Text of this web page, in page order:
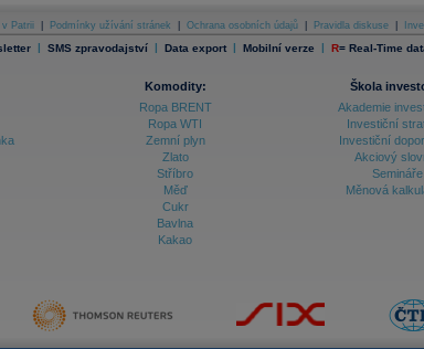
v Patrii Podmínky užívání stránek Ochrana osobních údajů Pravidla diskuse
| SMS zpravodajství | Data export | Mobilní verze | R= Real-Time
Komodity:
Ropa BRENT
Ropa WTI
Zemní plyn
Zlato
Stříbro
Měď
Cukr
Bavlna
Kakao
Škola
Akademie
Investiční
Investiční
Akciový
Semináře
Měnová